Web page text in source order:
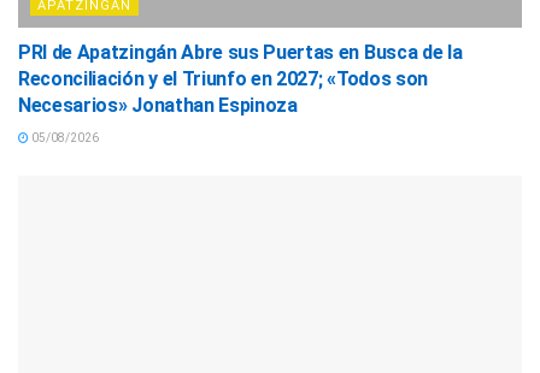
APATZINGÁN
PRI de Apatzingán Abre sus Puertas en Busca de la
Reconciliación y el Triunfo en 2027; «Todos son
Necesarios» Jonathan Espinoza
05/08/2026